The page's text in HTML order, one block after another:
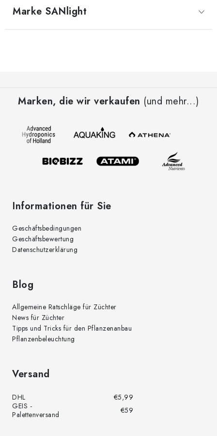
Marke SANlight
Marken, die wir verkaufen (und mehr...)
Informationen für Sie
Geschäftsbedingungen
Geschäftsbewertung
Datenschutzerklärung
Blog
Allgemeine Ratschläge für Züchter
News für Züchter
Tipps und Tricks für den Pflanzenanbau
Pflanzenbeleuchtung
Versand
DHL
€5,99
GEIS -
Palettenversand
€59